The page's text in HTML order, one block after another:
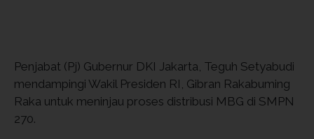
Penjabat (Pj) Gubernur DKI Jakarta, Teguh Setyabudi
mendampingi Wakil Presiden RI, Gibran Rakabuming
Raka untuk meninjau proses distribusi MBG di SMPN
270.